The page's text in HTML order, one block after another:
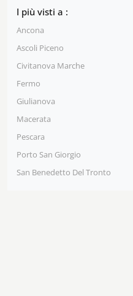
I più visti a :
Ancona
Ascoli Piceno
Civitanova Marche
Fermo
Giulianova
Macerata
Pescara
Porto San Giorgio
San Benedetto Del Tronto